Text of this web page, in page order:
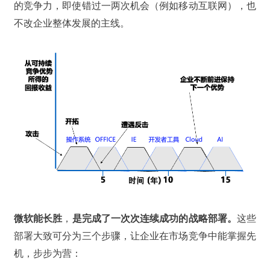
的竞争力，即使错过一两次机会（例如移动互联网），也
不改企业整体发展的主线。
微软能长胜， 是完成了一次次连续成功的战略部署。 这些
部署大致可分为三个步骤，让企业在市场竞争中能掌握先
机，步步为营：